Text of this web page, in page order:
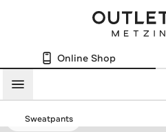
Online Shop
Menü
Sweatpants